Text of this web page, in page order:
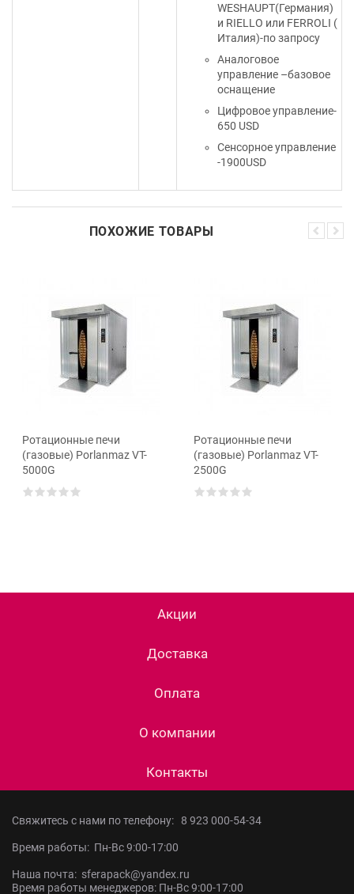
WESHAUPT(Германия)
и RIELLO или FERROLI (
Италия)-по запросу
Аналоговое
управление –базовое
оснащение
Цифровое управление-
650 USD
Сенсорное управление
-1900USD
ПОХОЖИЕ ТОВАРЫ
Ротационные печи
(газовые) Porlanmaz VT-
5000G
Ротационные печи
(газовые) Porlanmaz VT-
2500G
Акции
Доставка
Оплата
О компании
Контакты
Свяжитесь с нами по телефону: 8 923 000-54-34
Время работы: Пн-Вс 9:00-17:00
Наша почта: sferapack@yandex.ru
Время работы менеджеров: Пн-Вс 9:00-17:00